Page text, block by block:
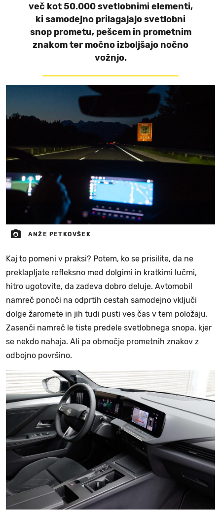
več kot 50.000 svetlobnimi elementi,
ki samodejno prilagajajo svetlobni
snop prometu, pešcem in prometnim
znakom ter močno izboljšajo nočno
vožnjo.
ANŽE PETKOVŠEK
Kaj to pomeni v praksi? Potem, ko se prisilite, da ne
preklapljate refleksno med dolgimi in kratkimi lučmi,
hitro ugotovite, da zadeva dobro deluje. Avtomobil
namreč ponoči na odprtih cestah samodejno vključi
dolge žaromete in jih tudi pusti ves čas v tem položaju.
Zasenči namreč le tiste predele svetlobnega snopa, kjer
se nekdo nahaja. Ali pa območje prometnih znakov z
odbojno površino.